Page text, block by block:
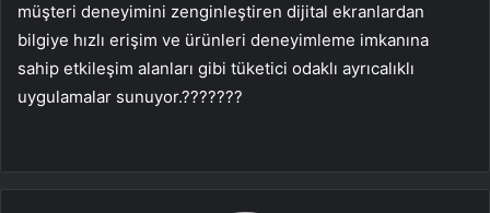
müşteri deneyimini zenginleştiren dijital ekranlardan
bilgiye hızlı erişim ve ürünleri deneyimleme imkanına
sahip etkileşim alanları gibi tüketici odaklı ayrıcalıklı
uygulamalar sunuyor.???????